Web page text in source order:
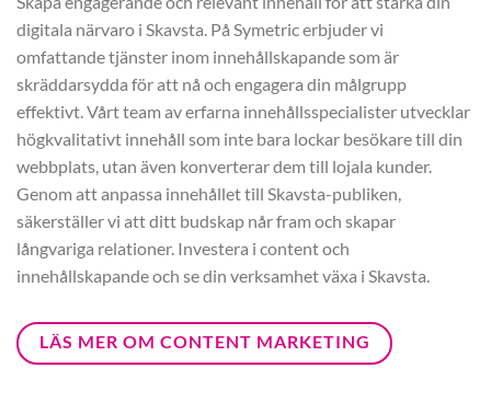
digitala närvaro i Skavsta. På Symetric erbjuder vi
omfattande tjänster inom innehållskapande som är
skräddarsydda för att nå och engagera din målgrupp
effektivt. Vårt team av erfarna innehållsspecialister utvecklar
högkvalitativt innehåll som inte bara lockar besökare till din
webbplats, utan även konverterar dem till lojala kunder.
Genom att anpassa innehållet till Skavsta-publiken,
säkerställer vi att ditt budskap når fram och skapar
långvariga relationer. Investera i content och
innehållskapande och se din verksamhet växa i Skavsta.
LÄS MER OM CONTENT MARKETING